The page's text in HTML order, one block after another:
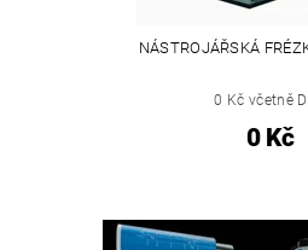
NÁSTROJÁŘSKÁ
0 Kč včetně
0 Kč